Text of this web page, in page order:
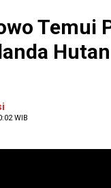
Temui
WIB